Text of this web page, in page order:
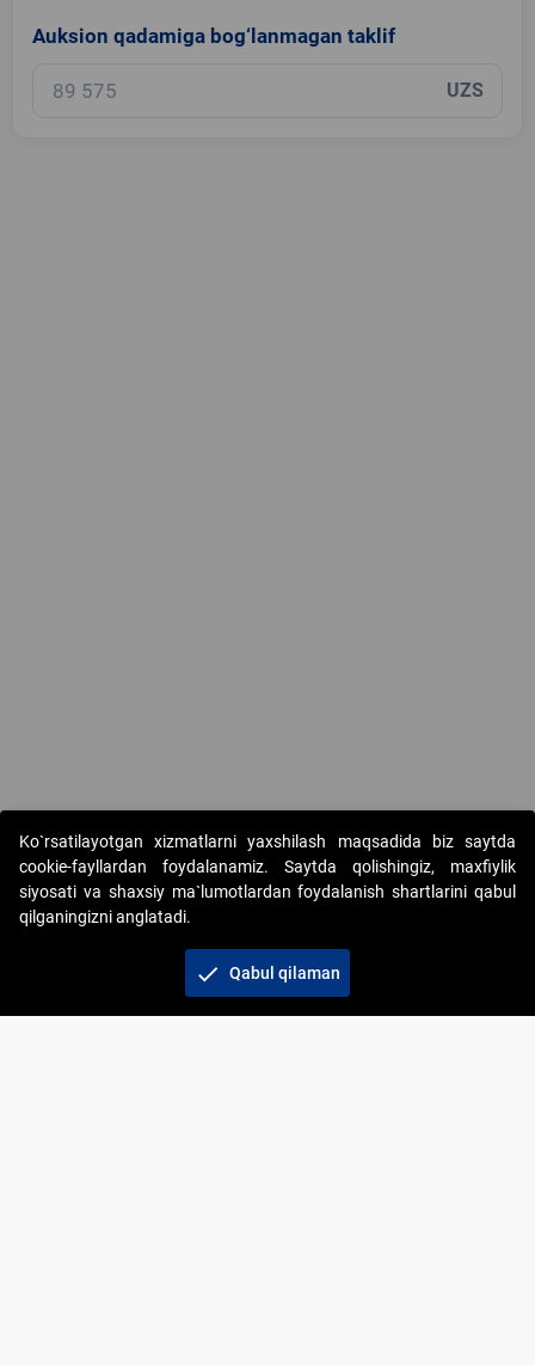
Auksion qadamiga bog‘lanmagan taklif
UZS
Copyright © 2017-2026. "Elektron onlayn-auksionlarni
tashkil etish" AJ. Barcha huquqlar himoyalangan
Ko`rsatilayotgan xizmatlarni yaxshilash maqsadida biz saytda
cookie-fayllardan foydalanamiz. Saytda qolishingiz, maxfiylik
siyosati va shaxsiy ma`lumotlardan foydalanish shartlarini qabul
qilganingizni anglatadi.
check Qabul qilaman